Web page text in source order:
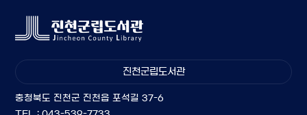
진천군립도서관
충청북도 진천군 진천읍 포석길 37-6